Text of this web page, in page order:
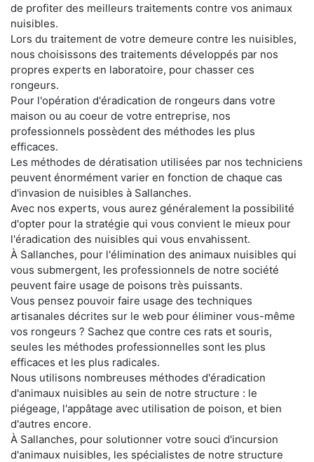
de profiter des meilleurs traitements contre vos animaux
nuisibles.
Lors du traitement de votre demeure contre les nuisibles,
nous choisissons des traitements développés par nos
propres experts en laboratoire, pour chasser ces
rongeurs.
Pour l'opération d'éradication de rongeurs dans votre
maison ou au coeur de votre entreprise, nos
professionnels possèdent des méthodes les plus
efficaces.
Les méthodes de dératisation utilisées par nos techniciens
peuvent énormément varier en fonction de chaque cas
d'invasion de nuisibles à Sallanches.
Avec nos experts, vous aurez généralement la possibilité
d'opter pour la stratégie qui vous convient le mieux pour
l'éradication des nuisibles qui vous envahissent.
À Sallanches, pour l'élimination des animaux nuisibles qui
vous submergent, les professionnels de notre société
peuvent faire usage de poisons très puissants.
Vous pensez pouvoir faire usage des techniques
artisanales décrites sur le web pour éliminer vous-même
vos rongeurs ? Sachez que contre ces rats et souris,
seules les méthodes professionnelles sont les plus
efficaces et les plus radicales.
Nous utilisons nombreuses méthodes d'éradication
d'animaux nuisibles au sein de notre structure : le
piégeage, l'appâtage avec utilisation de poison, et bien
d'autres encore.
À Sallanches, pour solutionner votre souci d'incursion
d'animaux nuisibles, les spécialistes de notre structure